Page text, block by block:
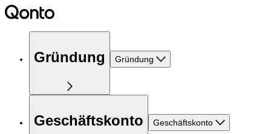
Gründung Gründung
Geschäftskonto Geschäftskonto